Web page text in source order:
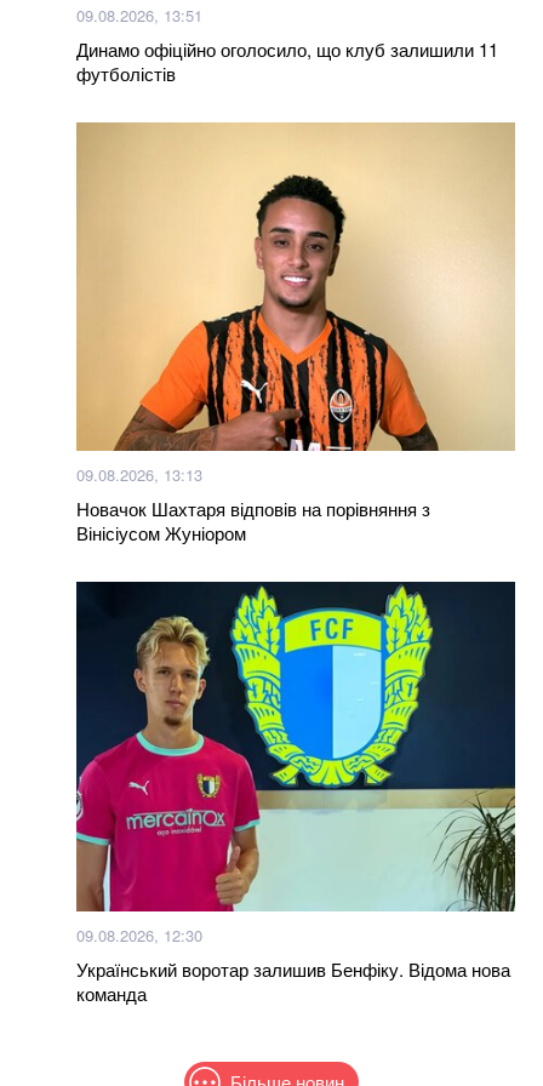
футболіста та дитячого тренера Валерія Татаринова
09.08.2026, 13:51
Динамо офіційно оголосило, що клуб залишили 11
футболістів
09.08.2026, 13:13
Новачок Шахтаря відповів на порівняння з
Вінісіусом Жуніором
09.08.2026, 12:30
Український воротар залишив Бенфіку. Відома нова
команда